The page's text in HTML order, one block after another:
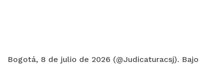
Bogotá, 8 de julio de 2026 (@Judicaturacsj). Bajo